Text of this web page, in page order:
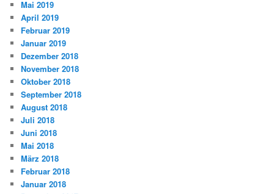
Mai 2019
April 2019
Februar 2019
Januar 2019
Dezember 2018
November 2018
Oktober 2018
September 2018
August 2018
Juli 2018
Juni 2018
Mai 2018
März 2018
Februar 2018
Januar 2018